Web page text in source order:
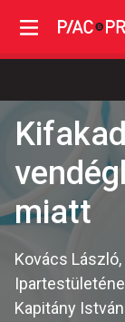
miatt
Kovács
Kapitány